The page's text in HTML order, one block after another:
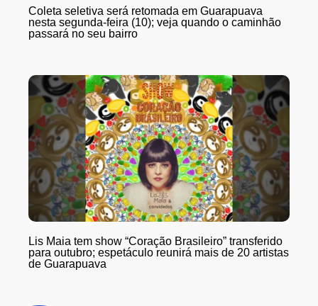
Coleta seletiva será retomada em Guarapuava
nesta segunda-feira (10); veja quando o caminhão
passará no seu bairro
Lis Maia tem show “Coração Brasileiro” transferido
para outubro; espetáculo reunirá mais de 20 artistas
de Guarapuava